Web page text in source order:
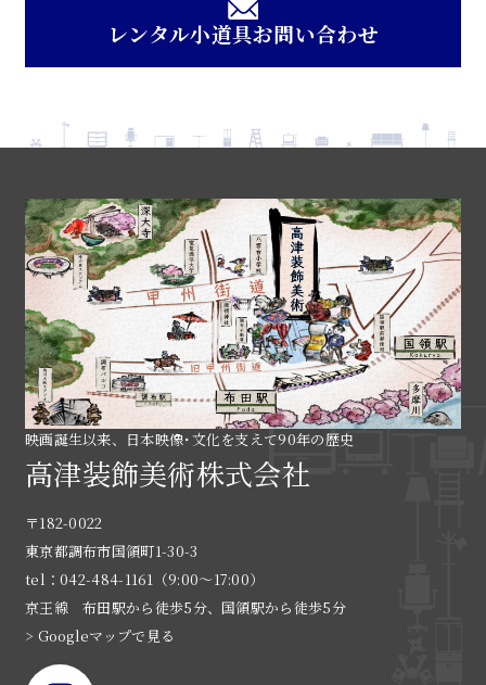
レンタル小道具お問い合わせ
映画誕生以来、日本映像･文化を支えて90年の歴史
高津装飾美術株式会社
〒182-0022
東京都調布市国領町1-30-3
tel：042-484-1161（9:00〜17:00）
京王線 布田駅から徒歩5分、国領駅から徒歩5分
> Googleマップで見る